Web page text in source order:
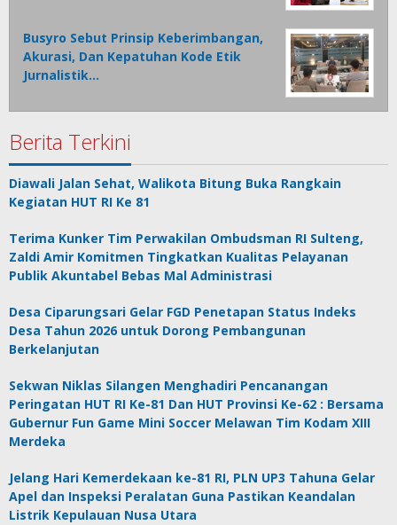
Busyro Sebut Prinsip Keberimbangan,
Akurasi, Dan Kepatuhan Kode Etik
Jurnalistik…
Berita Terkini
Diawali Jalan Sehat, Walikota Bitung Buka Rangkain
Kegiatan HUT RI Ke 81
Terima Kunker Tim Perwakilan Ombudsman RI Sulteng,
Zaldi Amir Komitmen Tingkatkan Kualitas Pelayanan
Publik Akuntabel Bebas Mal Administrasi
Desa Ciparungsari Gelar FGD Penetapan Status Indeks
Desa Tahun 2026 untuk Dorong Pembangunan
Berkelanjutan
Sekwan Niklas Silangen Menghadiri Pencanangan
Peringatan HUT RI Ke-81 Dan HUT Provinsi Ke-62 : Bersama
Gubernur Fun Game Mini Soccer Melawan Tim Kodam XIII
Merdeka
Jelang Hari Kemerdekaan ke-81 RI, PLN UP3 Tahuna Gelar
Apel dan Inspeksi Peralatan Guna Pastikan Keandalan
Listrik Kepulauan Nusa Utara